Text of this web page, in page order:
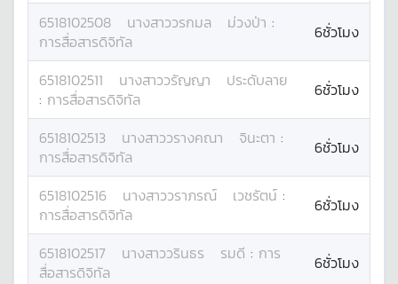
6518102508 นางสาววรกมล ม่วงป่า :
การสื่อสารดิจิทัล
6ชั่วโมง
6518102511 นางสาววรัญญา
ประดับลาย
: การสื่อสารดิจิทัล 6ชั่วโมง
6518102513 นางสาววรางคณา จินะตา :
การสื่อสารดิจิทัล
6ชั่วโมง
6518102516 นางสาววราภรณ์ เวชรัตน์ :
การสื่อสารดิจิทัล
6ชั่วโมง
6518102517 นางสาววรินธร รมดี : การ
สื่อสารดิจิทัล
6ชั่วโมง